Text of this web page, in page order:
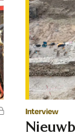
Interview